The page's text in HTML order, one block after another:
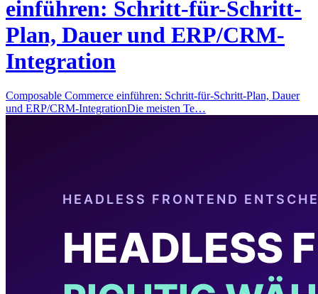
einführen: Schritt-für-Schritt-
Plan, Dauer und ERP/CRM-
Integration
Composable Commerce einführen: Schritt-für-Schritt-Plan, Dauer
und ERP/CRM-IntegrationDie meisten Te…